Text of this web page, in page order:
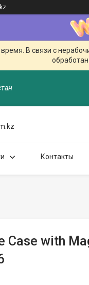
В связи с
Контакты
Case with